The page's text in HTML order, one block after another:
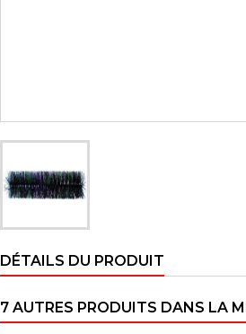
DÉTAILS DU PRODUIT
7 AUTRES PRODUITS DANS LA